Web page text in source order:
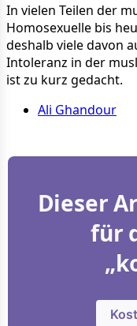
In vielen Teilen der
Homosexuelle bis
deshalb viele davon
Intoleranz in der
ist zu kurz gedacht.
Ali Ghandour
Dieser
für